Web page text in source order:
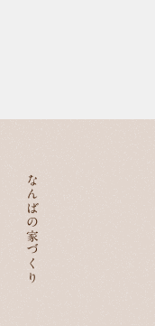
なんばの家づくり